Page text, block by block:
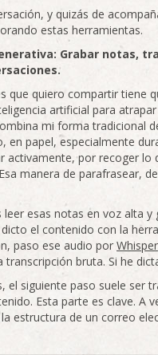
y quizás de
estas herramientas.
Grabar notas,
que quiero compartir tiene
artificial para
mi forma tradicional
en papel, especialmente
activamente, por recoger
manera de parafrasear,
esas notas en voz alta
el contenido con la
paso ese audio porWhisper
bruta. Si he
el siguiente paso suele ser
Esta parte es clave. A
estructura de un correo